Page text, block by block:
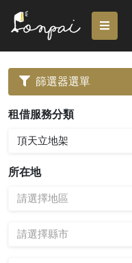
篩選器選單
租借服務分類
頂天立地架
所在地
請選擇地區
請選擇縣市